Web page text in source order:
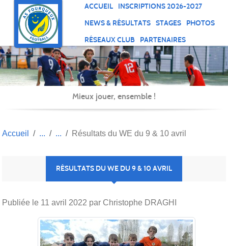
ACCUEIL
INSCRIPTIONS 2026-2027
NEWS & RÉSULTATS
STAGES
PHOTOS
RÉSEAUX CLUB
PARTENAIRES
Mieux jouer, ensemble !
Accueil Résultats du WE du 9 & 10 avril
RÉSULTATS DU WE DU 9 & 10 AVRIL
Publiée le 11 avril 2022 par Christophe DRAGHI
Panneau de gestion des cookies